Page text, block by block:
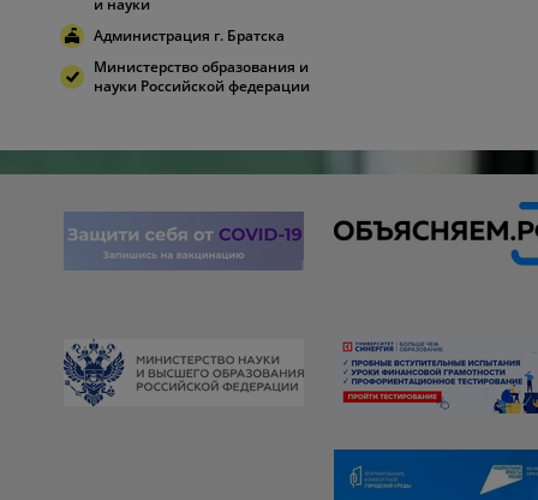
и науки
Администрация г. Братска
Министерство образования и
науки Российской федерации